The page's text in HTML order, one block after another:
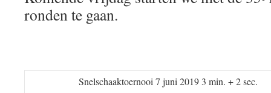
ronden te gaan.
Snelschaaktoernooi 7 juni 2019 3 min. + 2 sec.